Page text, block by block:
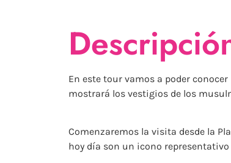
En este tour vamos a poder
mostrará los vestigios de los
Comenzaremos la visita desde la
hoy día son un icono representativo